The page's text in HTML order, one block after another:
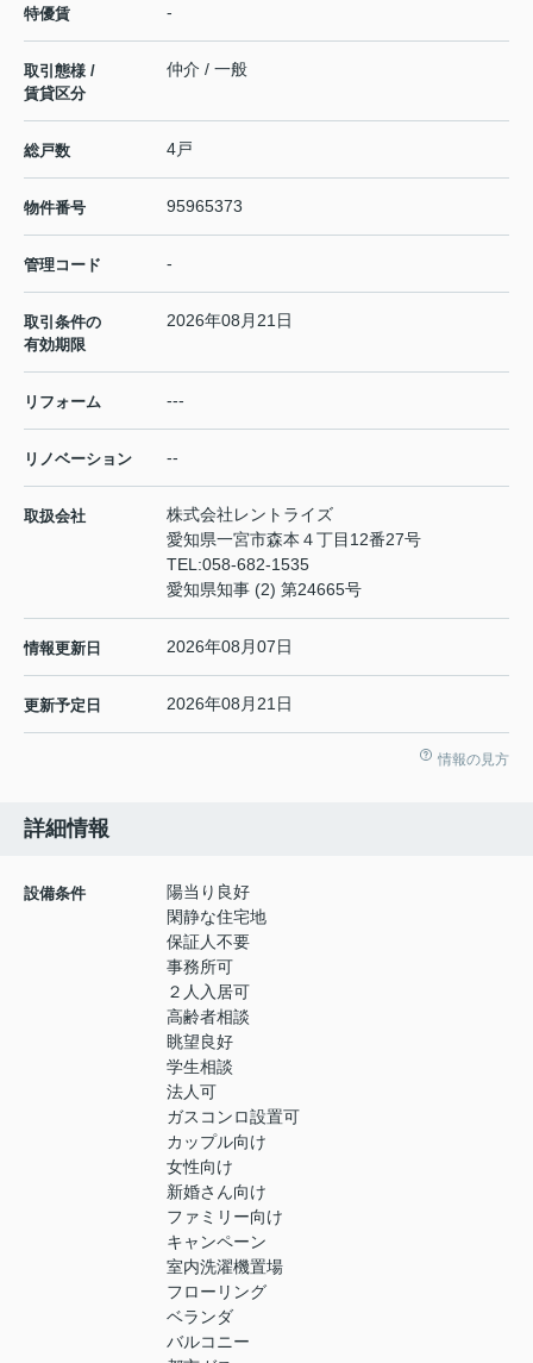
特優賃 -
取引態様 /
賃貸区分
仲介 / 一般
総戸数 4戸
物件番号 95965373
管理コード -
取引条件の
有効期限
2026年08月21日
リフォーム ---
リノベーション --
取扱会社
株式会社レントライズ
愛知県一宮市森本４丁目12番27号
TEL:058-682-1535
愛知県知事 (2) 第24665号
情報更新日 2026年08月07日
更新予定日 2026年08月21日
情報の見方
詳細情報
設備条件
陽当り良好
閑静な住宅地
保証人不要
事務所可
２人入居可
高齢者相談
眺望良好
学生相談
法人可
ガスコンロ設置可
カップル向け
女性向け
新婚さん向け
ファミリー向け
キャンペーン
室内洗濯機置場
フローリング
ベランダ
バルコニー